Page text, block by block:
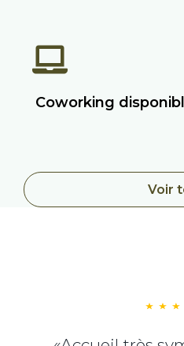
Coworking
Voir